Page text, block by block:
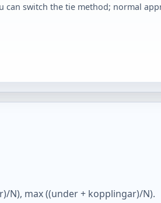
can switch the tie method; normal
N), max ((under + kopplingar)/N).